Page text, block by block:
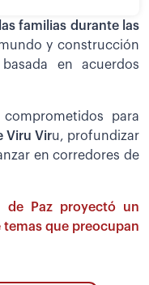
familias durante las
y construcción
en acuerdos
para
Viru Viru, profundizar
en corredores de
de Paz proyectó un
que preocupan